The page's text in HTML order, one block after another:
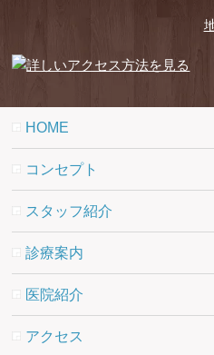
HOME
コンセプト
スタッフ紹介
診療案内
医院紹介
アクセス